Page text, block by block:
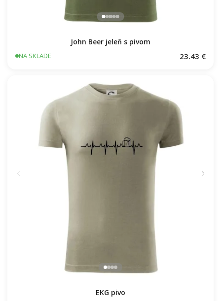
John Beer jeleň s pivom
NA SKLADE 23.43 €
EKG pivo